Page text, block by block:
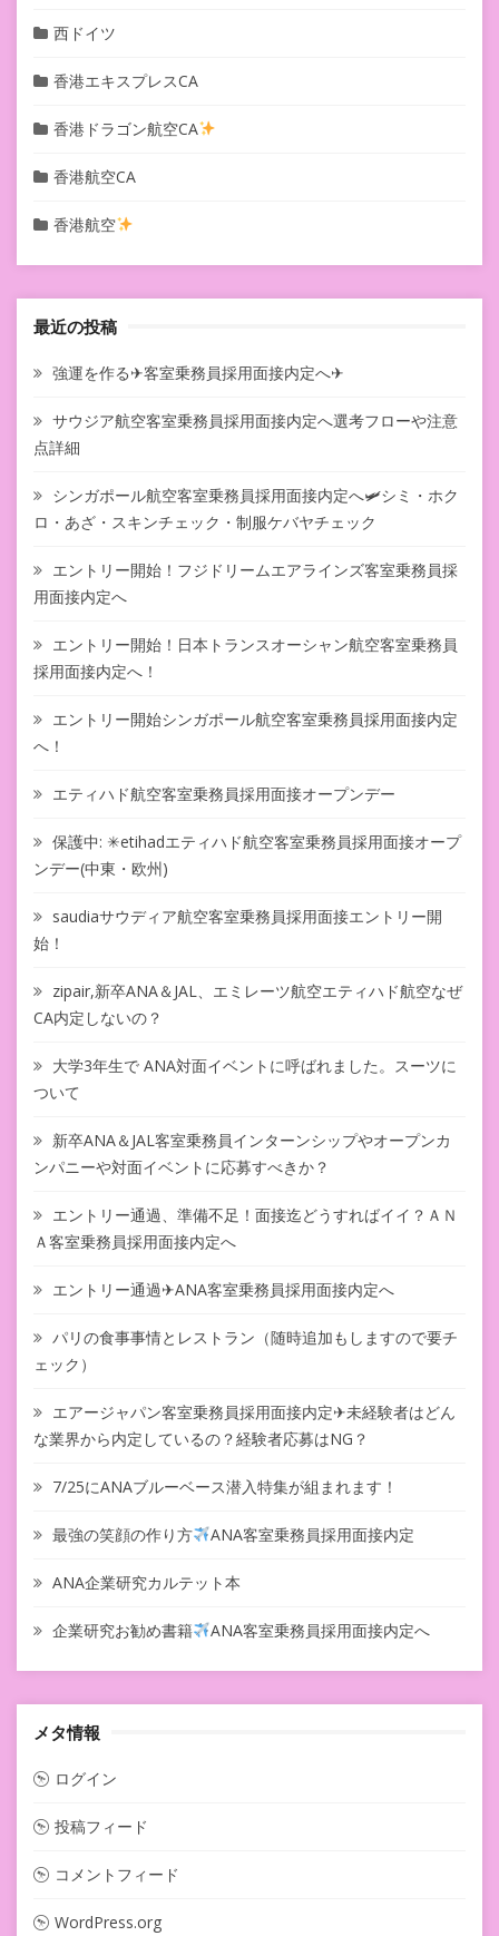
西ドイツ
香港エキスプレスCA
香港ドラゴン航空CA
香港航空CA
香港航空
最近の投稿
強運を作る✈客室乗務員採用面接内定へ✈
サウジア航空客室乗務員採用面接内定へ選考フローや注意
点詳細
シンガポール航空客室乗務員採用面接内定へ🛩シミ・ホク
ロ・あざ・スキンチェック・制服ケバヤチェック
エントリー開始！フジドリームエアラインズ客室乗務員採
用面接内定へ
エントリー開始！日本トランスオーシャン航空客室乗務員
採用面接内定へ！
エントリー開始シンガポール航空客室乗務員採用面接内定
へ！
エティハド航空客室乗務員採用面接オープンデー
保護中: ✳︎etihadエティハド航空客室乗務員採用面接オープ
ンデー(中東・欧州)
saudiaサウディア航空客室乗務員採用面接エントリー開
始！
zipair,新卒ANA＆JAL、エミレーツ航空エティハド航空なぜ
CA内定しないの？
大学3年生で ANA対面イベントに呼ばれました。スーツに
ついて
新卒ANA＆JAL客室乗務員インターンシップやオープンカ
ンパニーや対面イベントに応募すべきか？
エントリー通過、準備不足！面接迄どうすればイイ？ＡＮ
Ａ客室乗務員採用面接内定へ
エントリー通過✈ANA客室乗務員採用面接内定へ
パリの食事事情とレストラン（随時追加もしますので要チ
ェック）
エアージャパン客室乗務員採用面接内定✈未経験者はどん
な業界から内定しているの？経験者応募はNG？
7/25にANAブルーベース潜入特集が組まれます！
最強の笑顔の作り方 ANA客室乗務員採用面接内定
ANA企業研究カルテット本
企業研究お勧め書籍 ANA客室乗務員採用面接内定へ
メタ情報
ログイン
投稿フィード
コメントフィード
WordPress.org